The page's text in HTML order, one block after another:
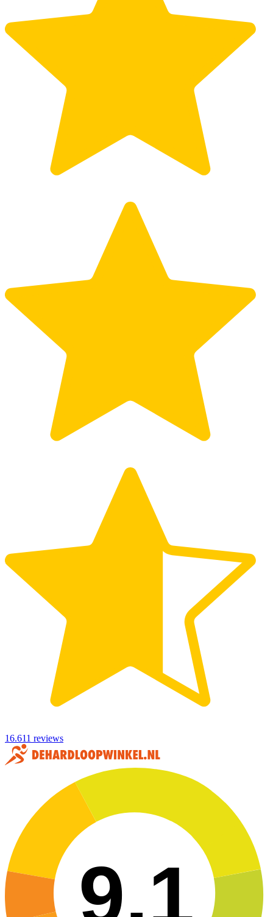
16.611 reviews
9,1